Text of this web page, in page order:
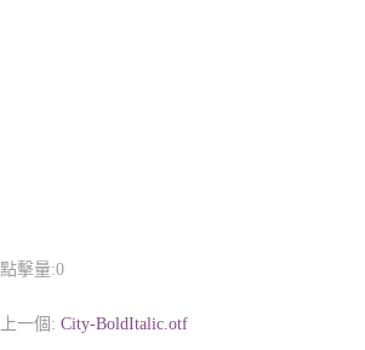
點擊量:0
上一個: City-BoldItalic.otf